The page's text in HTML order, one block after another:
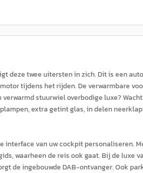
deze twee uitersten in zich. Dit is een
tijdens het rijden. De verwarmbare
stuurwiel overbodige luxe?
extra getint glas, in delen
van uw cockpit personaliseren.
waarheen de reis ook gaat. Bij de luxe
de ingebouwde DAB-ontvanger. Ook